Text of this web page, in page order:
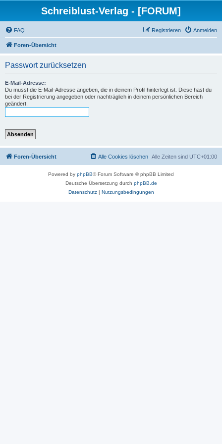
Schreiblust-Verlag - [FORUM]
FAQ Anmelden
Registrieren
Foren-Übersicht
Passwort zurücksetzen
E-Mail-Adresse:
Du musst die E-Mail-Adresse angeben, die in deinem Profil hinterlegt ist. Diese hast du
bei der Registrierung angegeben oder nachträglich in deinem persönlichen Bereich
geändert.
Foren-Übersicht Alle Zeiten sind UTC+01:00
Alle Cookies löschen
Powered by phpBB® Forum Software © phpBB Limited
Deutsche Übersetzung durch phpBB.de
Datenschutz| Nutzungsbedingungen